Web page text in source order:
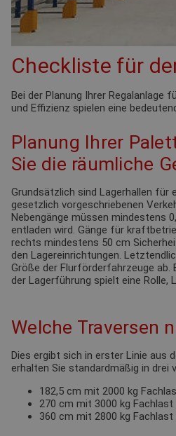
Checkliste für
Bei der Planung Ihrer Regalanlage
und Effizienz spielen eine
Planung Ihrer
Sie die räumliche
Grundsätzlich sind Lagerhallen für
gesetzlich vorgeschriebenen
Nebengänge müssen mindestens
entladen wird. Gänge für
rechts mindestens 50 cm
den Lagereinrichtungen.
Größe der Flurförderfahrzeuge ab.
der Lagerführung spielt eine Rolle,
Welche Traversen
Dies ergibt sich in erster Linie aus
erhalten Sie standardmäßig in drei
182,5 cm mit 2000 kg
270 cm mit 3000 kg
360 cm mit 2800 kg